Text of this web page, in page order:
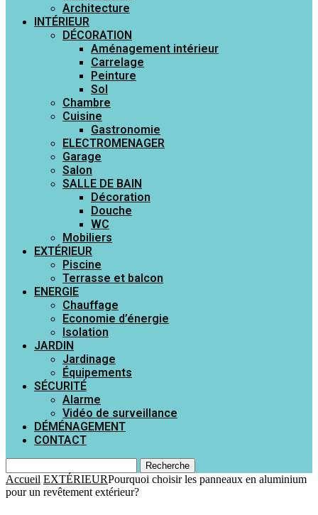
Architecture
INTÉRIEUR
DÉCORATION
Aménagement intérieur
Carrelage
Peinture
Sol
Chambre
Cuisine
Gastronomie
ELECTROMENAGER
Garage
Salon
SALLE DE BAIN
Décoration
Douche
WC
Mobiliers
EXTÉRIEUR
Piscine
Terrasse et balcon
ENERGIE
Chauffage
Economie d’énergie
Isolation
JARDIN
Jardinage
Équipements
SÉCURITÉ
Alarme
Vidéo de surveillance
DÉMÉNAGEMENT
CONTACT
Recherche
Accueil EXTÉRIEURPourquoi choisir les panneaux en aluminium
pour un revêtement extérieur?